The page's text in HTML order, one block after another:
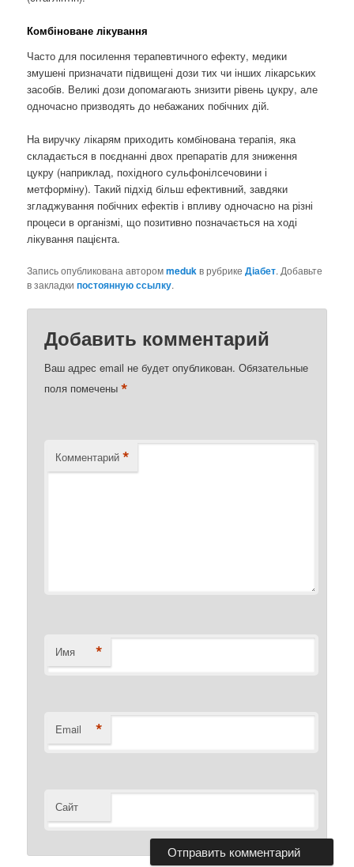
Комбіноване лікування
Часто для посилення терапевтичного ефекту, медики
змушені призначати підвищені дози тих чи інших лікарських
засобів. Великі дози допомагають знизити рівень цукру, але
одночасно призводять до небажаних побічних дій.
На виручку лікарям приходить комбінована терапія, яка
складається в поєднанні двох препаратів для зниження
цукру (наприклад, похідного сульфонілсечовини і
метформіну). Такий підхід більш ефективний, завдяки
згладжування побічних ефектів і впливу одночасно на різні
процеси в організмі, що позитивно позначається на ході
лікування пацієнта.
Запись опубликована авторомmedukв рубрикеДіабет. Добавьте
в закладкипостоянную ссылку.
Добавить комментарий
Ваш адрес email не будет опубликован. Обязательные
поля помечены*
Комментарий *
Имя *
Email *
Сайт